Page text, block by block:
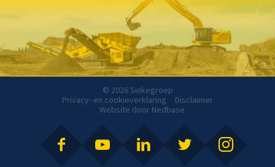
© 2026 Sinkegroep
Privacy- en cookieverklaring
Disclaimer
Website door Nedbase